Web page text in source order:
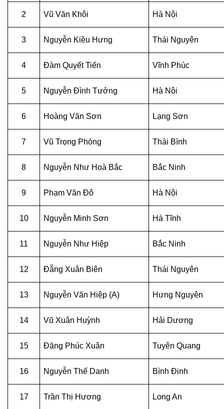
2 Vũ Văn Khôi Hà Nội
3 Nguyễn Kiều Hưng Thái Nguyên
4 Đàm Quyết Tiến Vĩnh Phúc
5 Nguyễn Đình Tưởng Hà Nội
6 Hoàng Văn Sơn Lạng Sơn
7 Vũ Trọng Phóng Thái Bình
8 Nguyễn Như Hoà Bắc Bắc Ninh
9 Phạm Văn Đô Hà Nội
10 Nguyễn Minh Sơn Hà Tĩnh
11 Nguyễn Như Hiệp Bắc Ninh
12 Đẵng Xuân Biên Thái Nguyên
13 Nguyễn Văn Hiệp (A) Hưng Nguyên
14 Vũ Xuân Huỳnh Hải Dương
15 Đặng Phúc Xuân Tuyên Quang
16 Nguyễn Thế Danh Bình Định
17 Trần Thị Hương Long An